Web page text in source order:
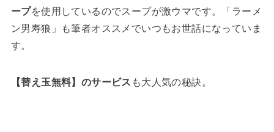
ープを使用しているのでスープが激ウマです。「ラーメ
ン男寿狼」も筆者オススメでいつもお世話になっていま
す。
【替え玉無料】のサービス も大人気の秘訣。